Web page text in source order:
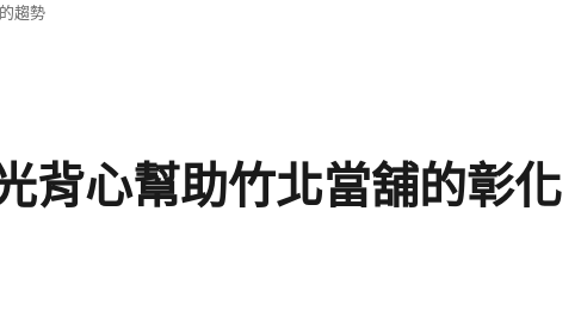
趨勢
背心幫助竹北當舖的彰化